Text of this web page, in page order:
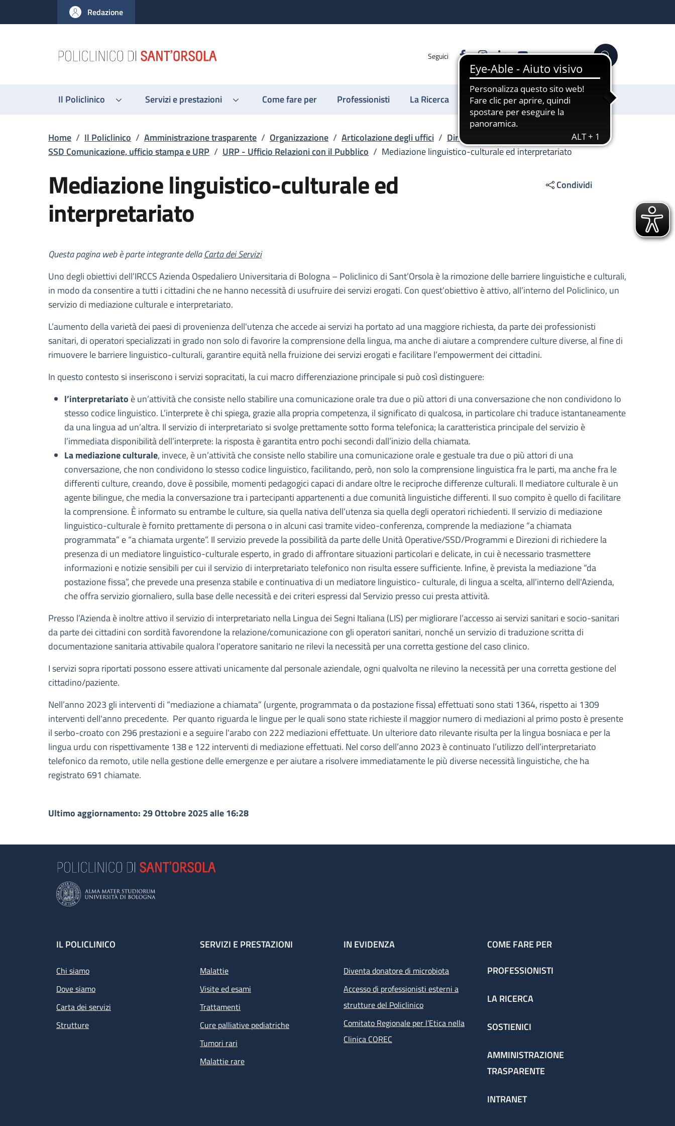
al contenuto principale
to footer content
Redazione
Seguici FacebookInstagram
LinkedinYouTube Cerca
Il Policlinico Servizi e prestazioni Come fare per Professionisti La Ricerca Sostienici
Briciole di pane
Home / Il Policlinico / Amministrazione trasparente / Organizzazione / Articolazione degli uffici / Direzione Generale
SSD Comunicazione, ufficio stampa e URP / URP - Ufficio Relazioni con il Pubblico / Mediazione linguistico-culturale ed interpretariato
Mediazione linguistico-culturale ed
interpretariato
Condividi
Descrizione
Questa pagina web è parte integrante dellaCarta dei Servizi
Uno degli obiettivi dell’IRCCS Azienda Ospedaliero Universitaria di Bologna – Policlinico di Sant’Orsola è la rimozione delle barriere linguistiche e culturali,
in modo da consentire a tutti i cittadini che ne hanno necessità di usufruire dei servizi erogati. Con quest’obiettivo è attivo, all’interno del Policlinico, un
servizio di mediazione culturale e interpretariato.
L’aumento della varietà dei paesi di provenienza dell'utenza che accede ai servizi ha portato ad una maggiore richiesta, da parte dei professionisti
sanitari, di operatori specializzati in grado non solo di favorire la comprensione della lingua, ma anche di aiutare a comprendere culture diverse, al fine di
rimuovere le barriere linguistico-culturali, garantire equità nella fruizione dei servizi erogati e facilitare l’empowerment dei cittadini.
In questo contesto si inseriscono i servizi sopracitati, la cui macro differenziazione principale si può così distinguere:
l’interpretariato è un’attività che consiste nello stabilire una comunicazione orale tra due o più attori di una conversazione che non condividono lo
stesso codice linguistico. L’interprete è chi spiega, grazie alla propria competenza, il significato di qualcosa, in particolare chi traduce istantaneamente
da una lingua ad un’altra. Il servizio di interpretariato si svolge prettamente sotto forma telefonica; la caratteristica principale del servizio è
l’immediata disponibilità dell’interprete: la risposta è garantita entro pochi secondi dall’inizio della chiamata.
La mediazione culturale, invece, è un’attività che consiste nello stabilire una comunicazione orale e gestuale tra due o più attori di una
conversazione, che non condividono lo stesso codice linguistico, facilitando, però, non solo la comprensione linguistica fra le parti, ma anche fra le
differenti culture, creando, dove è possibile, momenti pedagogici capaci di andare oltre le reciproche differenze culturali. Il mediatore culturale è un
agente bilingue, che media la conversazione tra i partecipanti appartenenti a due comunità linguistiche differenti. Il suo compito è quello di facilitare
la comprensione. È informato su entrambe le culture, sia quella nativa dell’utenza sia quella degli operatori richiedenti. Il servizio di mediazione
linguistico-culturale è fornito prettamente di persona o in alcuni casi tramite video-conferenza, comprende la mediazione “a chiamata
programmata” e “a chiamata urgente”. Il servizio prevede la possibilità da parte delle Unità Operative/SSD/Programmi e Direzioni di richiedere la
presenza di un mediatore linguistico-culturale esperto, in grado di affrontare situazioni particolari e delicate, in cui è necessario trasmettere
informazioni e notizie sensibili per cui il servizio di interpretariato telefonico non risulta essere sufficiente. Infine, è prevista la mediazione “da
postazione fissa”, che prevede una presenza stabile e continuativa di un mediatore linguistico- culturale, di lingua a scelta, all’interno dell'Azienda,
che offra servizio giornaliero, sulla base delle necessità e dei criteri espressi dal Servizio presso cui presta attività.
Presso l’Azienda è inoltre attivo il servizio di interpretariato nella Lingua dei Segni Italiana (LIS) per migliorare l’accesso ai servizi sanitari e socio-sanitari
da parte dei cittadini con sordità favorendone la relazione/comunicazione con gli operatori sanitari, nonché un servizio di traduzione scritta di
documentazione sanitaria attivabile qualora l'operatore sanitario ne rilevi la necessità per una corretta gestione del caso clinico.
I servizi sopra riportati possono essere attivati unicamente dal personale aziendale, ogni qualvolta ne rilevino la necessità per una corretta gestione del
cittadino/paziente.
Nell’anno 2023 gli interventi di “mediazione a chiamata” (urgente, programmata o da postazione fissa) effettuati sono stati 1364, rispetto ai 1309
interventi dell'anno precedente. Per quanto riguarda le lingue per le quali sono state richieste il maggior numero di mediazioni al primo posto è presente
il serbo-croato con 296 prestazioni e a seguire l'arabo con 222 mediazioni effettuate. Un ulteriore dato rilevante risulta per la lingua bosniaca e per la
lingua urdu con rispettivamente 138 e 122 interventi di mediazione effettuati. Nel corso dell’anno 2023 è continuato l’utilizzo dell’interpretariato
telefonico da remoto, utile nella gestione delle emergenze e per aiutare a risolvere immediatamente le più diverse necessità linguistiche, che ha
registrato 691 chiamate.
Ultimo aggiornamento: 29 Ottobre 2025 alle 16:28
Footer
IL POLICLINICO
Chi siamo
Dove siamo
Carta dei servizi
Strutture
SERVIZI E PRESTAZIONI
Malattie
Visite ed esami
Trattamenti
Cure palliative pediatriche
Tumori rari
Malattie rare
IN EVIDENZA
Diventa donatore di microbiota
Accesso di professionisti esterni a
strutture del Policlinico
Comitato Regionale per l’Etica nella
Clinica COREC
COME FARE PER
PROFESSIONISTI
LA RICERCA
SOSTIENICI
AMMINISTRAZIONE
TRASPARENTE
INTRANET